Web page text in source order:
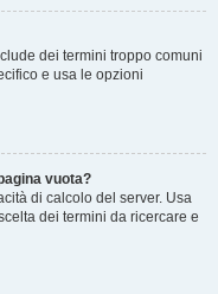
dei termini troppo comuni
e usa le opzioni
vuota?
di calcolo del server. Usa
dei termini da ricercare e